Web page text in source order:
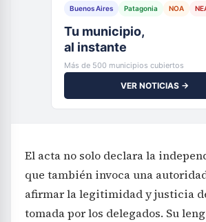
Buenos Aires Patagonia NOA
Tu municipio,
al instante
Más de 500 municipios cubiertos
VER NOTICIAS →
El acta no solo declara la
que también invoca una
afirmar la legitimidad y justicia
tomada por los delegados. Su